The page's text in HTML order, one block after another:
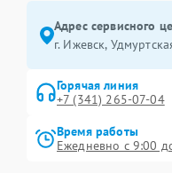
Адрес сервисного
г. Ижевск,
Горячая линия
+7 (341) 265-07-04
Время работы
Ежедневно с 9:00